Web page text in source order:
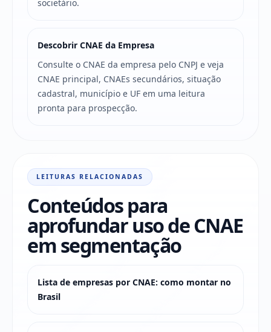
societário.
Descobrir CNAE da Empresa
Consulte o CNAE da empresa pelo CNPJ e veja
CNAE principal, CNAEs secundários, situação
cadastral, município e UF em uma leitura
pronta para prospecção.
LEITURAS RELACIONADAS
Conteúdos para
aprofundar uso de CNAE
em segmentação
Lista de empresas por CNAE: como montar no
Brasil